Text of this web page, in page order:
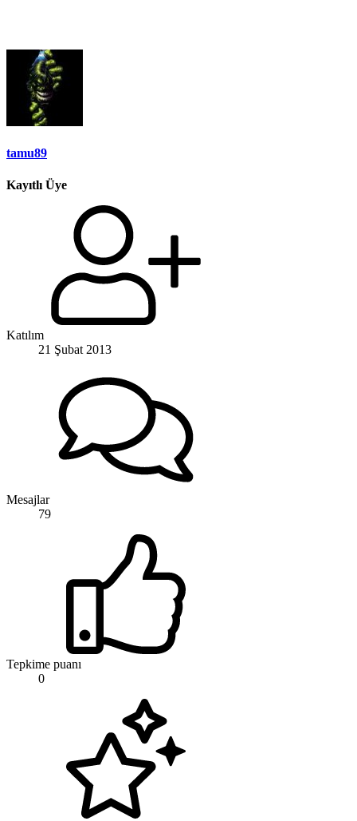
tamu89
Kayıtlı Üye
Katılım
21 Şubat 2013
Mesajlar
79
Tepkime puanı
0